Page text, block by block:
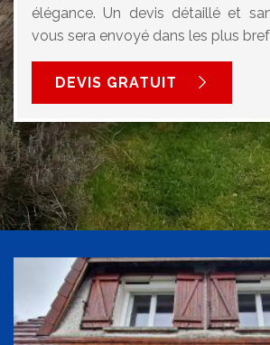
élégance. Un devis détaillé et
vous sera envoyé dans les plus
DEVIS GRATUIT